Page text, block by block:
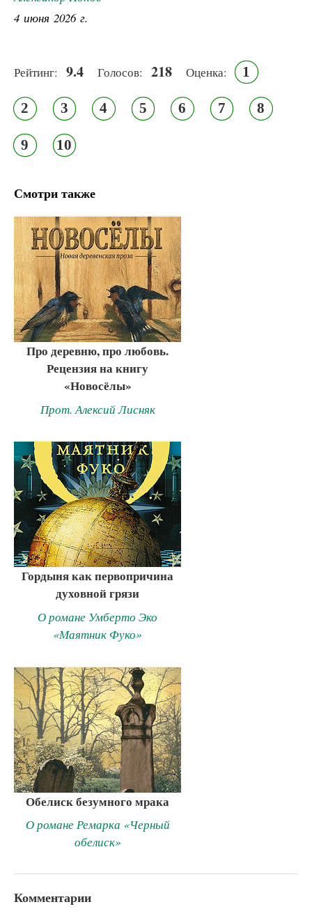
4 июня 2026 г.
Рейтинг: 9.4 Голосов: 218 Оценка: 1
2 3 4 5 6 7 8
9 10
Смотри также
Про деревню, про любовь.
Рецензия на книгу
«Новосёлы»
Прот. Алексий Лисняк
Гордыня как первопричина
духовной грязи
О романе Умберто Эко
«Маятник Фуко»
Обелиск безумного мрака
О романе Ремарка «Черный
обелиск»
Комментарии